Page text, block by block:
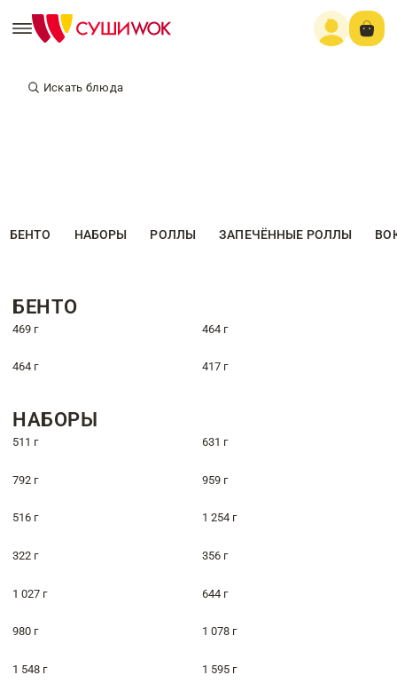
Искать блюда
БЕНТО НАБОРЫ РОЛЛЫ ЗАПЕЧЁННЫЕ РОЛЛЫ
БЕНТО
469 г 464 г
464 г 417 г
НАБОРЫ
511 г 631 г
792 г 959 г
516 г 1 254 г
322 г 356 г
1 027 г 644 г
980 г 1 078 г
1 548 г 1 595 г